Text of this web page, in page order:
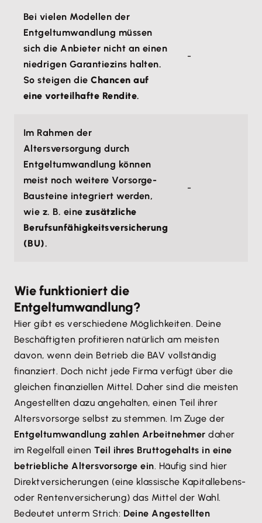
Bei vielen Modellen der
Entgeltumwandlung müssen
sich die Anbieter nicht an einen
niedrigen Garantiezins halten.
So steigen dieChancen auf
eine vorteilhafte Rendite.
-
Im Rahmen der
Altersversorgung durch
Entgeltumwandlung können
meist noch weitere Vorsorge-
Bausteine integriert werden,
wie z. B. einezusätzliche
Berufsunfähigkeitsversicherung
(BU).
-
Wie funktioniert die
Entgeltumwandlung?
Hier gibt es verschiedene Möglichkeiten. Deine
Beschäftigten profitieren natürlich am meisten
davon, wenn dein Betrieb die BAV vollständig
finanziert. Doch nicht jede Firma verfügt über die
gleichen finanziellen Mittel. Daher sind die meisten
Angestellten dazu angehalten, einen Teil ihrer
Altersvorsorge selbst zu stemmen. Im Zuge der
Entgeltumwandlung zahlen Arbeitnehmerdaher
im Regelfall einenTeil ihres Bruttogehalts in eine
betriebliche Altersvorsorge ein. Häufig sind hier
Direktversicherungen (eine klassische Kapitallebens-
oder Rentenversicherung) das Mittel der Wahl.
Bedeutet unterm Strich: Deine Angestellten